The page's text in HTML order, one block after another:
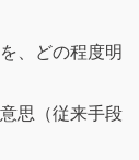
、どの程度明
思（従来手段